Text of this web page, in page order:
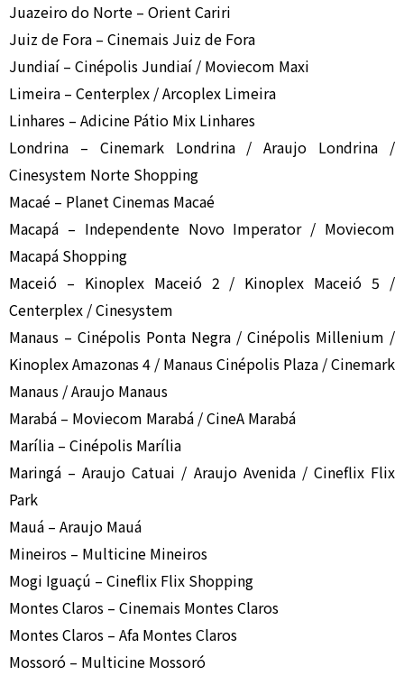
Juazeiro do Norte – Orient Cariri
Juiz de Fora – Cinemais Juiz de Fora
Jundiaí – Cinépolis Jundiaí / Moviecom Maxi
Limeira – Centerplex / Arcoplex Limeira
Linhares – Adicine Pátio Mix Linhares
Londrina – Cinemark Londrina / Araujo Londrina /
Cinesystem Norte Shopping
Macaé – Planet Cinemas Macaé
Macapá – Independente Novo Imperator / Moviecom
Macapá Shopping
Maceió – Kinoplex Maceió 2 / Kinoplex Maceió 5 /
Centerplex / Cinesystem
Manaus – Cinépolis Ponta Negra / Cinépolis Millenium /
Kinoplex Amazonas 4 / Manaus Cinépolis Plaza / Cinemark
Manaus / Araujo Manaus
Marabá – Moviecom Marabá / CineA Marabá
Marília – Cinépolis Marília
Maringá – Araujo Catuai / Araujo Avenida / Cineflix Flix
Park
Mauá – Araujo Mauá
Mineiros – Multicine Mineiros
Mogi Iguaçú – Cineflix Flix Shopping
Montes Claros – Cinemais Montes Claros
Montes Claros – Afa Montes Claros
Mossoró – Multicine Mossoró